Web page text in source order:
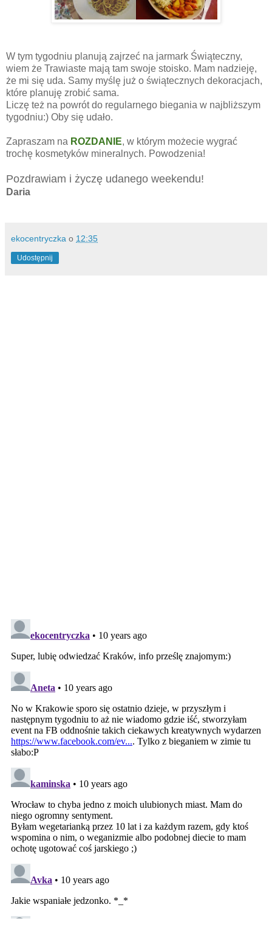
W tym tygodniu planują zajrzeć na jarmark Świąteczny,
wiem że Trawiaste mają tam swoje stoisko. Mam nadzieję,
że mi się uda. Samy myślę już o świątecznych dekoracjach,
które planuję zrobić sama.
Liczę też na powrót do regularnego biegania w najbliższym
tygodniu:) Oby się udało.
Zapraszam na ROZDANIE, w którym możecie wygrać
trochę kosmetyków mineralnych. Powodzenia!
Pozdrawiam i życzę udanego weekendu!
Daria
ekocentryczka o 12:35
Udostępnij